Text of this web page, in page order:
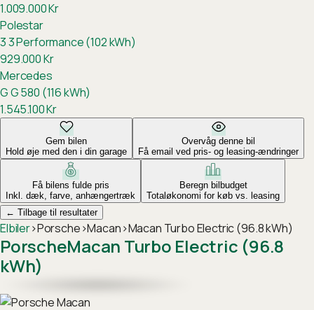
1.009.000Kr
Polestar
33 Performance (102 kWh)
929.000Kr
Mercedes
GG 580 (116 kWh)
1.545.100Kr
Gem bilen
Hold øje med den i din garage
Overvåg denne bil
Få email ved pris- og leasing-ændringer
Få bilens fulde pris
Inkl. dæk, farve, anhængertræk
Beregn bilbudget
Totaløkonomi for køb vs. leasing
← Tilbage til resultater
Elbiler›Porsche›Macan›Macan Turbo Electric (96.8 kWh)
PorscheMacan Turbo Electric (96.8
kWh)